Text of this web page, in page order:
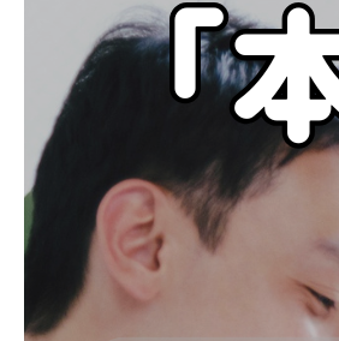
料金について
成婚までの流れ
会員様からの喜びの声
よくあるご質問
お問い合わせ